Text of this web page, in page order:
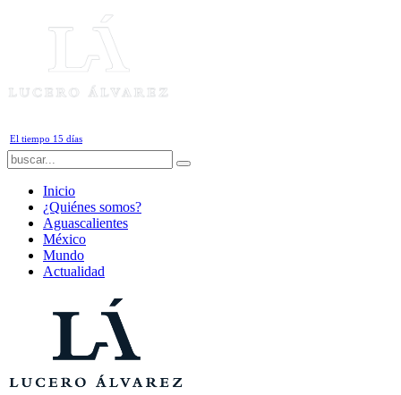
El tiempo 15 días
Inicio
¿Quiénes somos?
Aguascalientes
México
Mundo
Actualidad